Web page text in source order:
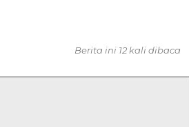
Berita ini 12 kali dibaca